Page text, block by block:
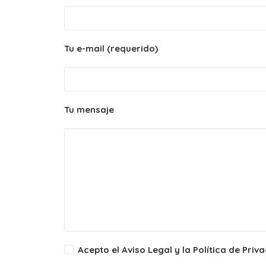
Tu e-mail (requerido)
Tu mensaje
Acepto el Aviso Legal y la Política de